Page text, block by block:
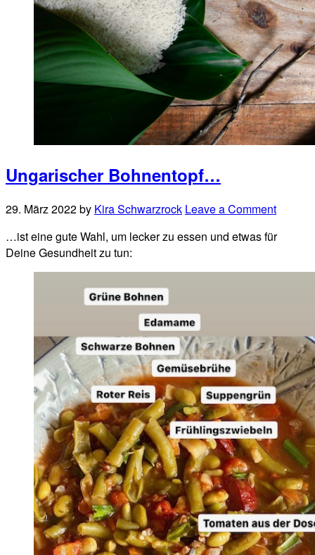
Ungarischer Bohnentopf…
29. März 2022by Kira Schwarzrock Leave a Comment
…ist eine gute Wahl, um lecker zu essen und etwas für
Deine Gesundheit zu tun: